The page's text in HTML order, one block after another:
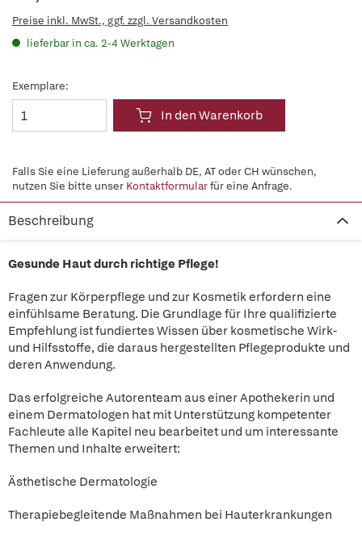
Preise inkl. MwSt., ggf. zzgl. Versandkosten
lieferbar in ca. 2-4 Werktagen
Exemplare:
In den Warenkorb
Falls Sie eine Lieferung außerhalb DE, AT oder CH wünschen,
nutzen Sie bitte unser Kontaktformularfür eine Anfrage.
Beschreibung
Gesunde Haut durch richtige Pflege!
Fragen zur Körperpflege und zur Kosmetik erfordern eine
einfühlsame Beratung. Die Grundlage für Ihre qualifizierte
Empfehlung ist fundiertes Wissen über kosmetische Wirk-
und Hilfsstoffe, die daraus hergestellten Pflegeprodukte und
deren Anwendung.
Das erfolgreiche Autorenteam aus einer Apothekerin und
einem Dermatologen hat mit Unterstützung kompetenter
Fachleute alle Kapitel neu bearbeitet und um interessante
Themen und Inhalte erweitert:
Ästhetische Dermatologie
Therapiebegleitende Maßnahmen bei Hauterkrankungen